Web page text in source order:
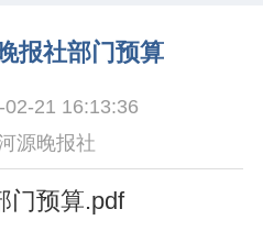
报社部门预算
02-21 16:13:36
源晚报社
门预算.pdf